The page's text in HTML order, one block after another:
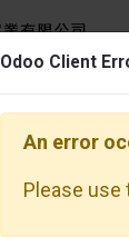
空氣噴槍
Odoo Client
An error
Please use
Odoo Client
An error
Please use